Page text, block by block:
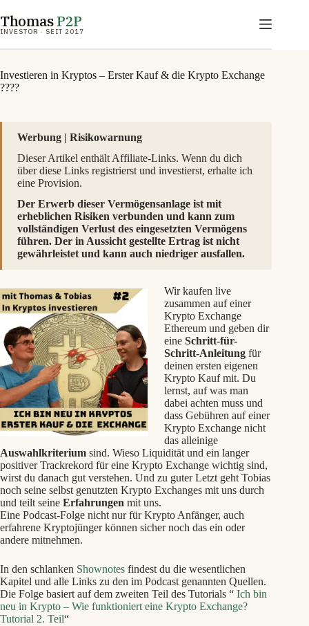
Inhalt
springen
ThomasP2P
INVESTOR · SEIT 2017
Investieren in Kryptos – Erster Kauf & die Krypto Exchange
????
Werbung | Risikowarnung
Dieser Artikel enthält Affiliate-Links. Wenn du dich
über diese Links registrierst und investierst, erhalte ich
eine Provision.
Der Erwerb dieser Vermögensanlage ist mit
erheblichen Risiken verbunden und kann zum
vollständigen Verlust des eingesetzten Vermögens
führen. Der in Aussicht gestellte Ertrag ist nicht
gewährleistet und kann auch niedriger ausfallen.
Wir kaufen live
zusammen auf einer
Krypto Exchange
Ethereum und geben dir
eine Schritt-für-
Schritt-Anleitung für
deinen ersten eigenen
Krypto Kauf mit. Du
lernst, auf was man
dabei achten muss und
dass Gebühren auf einer
Krypto Exchange nicht
das alleinige
Auswahlkriterium sind. Wieso Liquidität und ein langer
positiver Trackrekord für eine Krypto Exchange wichtig sind,
wirst du danach gut verstehen. Und zu guter Letzt geht Tobias
noch seine selbst genutzten Krypto Exchanges mit uns durch
und teilt seine Erfahrungen mit uns.
Eine Podcast-Folge nicht nur für Krypto Anfänger, auch
erfahrene Kryptojünger können sicher noch das ein oder
andere mitnehmen.
In den schlanken Shownotes findest du die wesentlichen
Kapitel und alle Links zu den im Podcast genannten Quellen.
Die Folge basiert auf dem zweiten Teil des Tutorials “ Ich bin
neu in Krypto – Wie funktioniert eine Krypto Exchange?
Tutorial 2. Teil“